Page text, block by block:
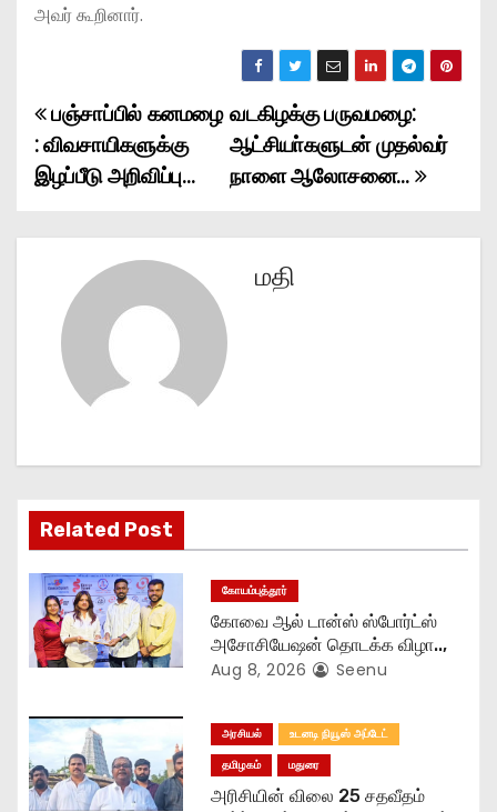
அவர் கூறினார்.
P
o
a
t
i
o
n
வடகிழக்கு பருவமழை:
ஆட்சியா்களுடன் முதல்வர்
நாளை ஆலோசனை…
பஞ்சாப்பில் கனமழை
: விவசாயிகளுக்கு
இழப்பீடு அறிவிப்பு…
மதி
Related Post
கோயம்புத்தூர்
கோவை ஆல் டான்ஸ் ஸ்போர்ட்ஸ்
அசோசியேஷன் தொடக்க விழா..,
Aug 8, 2026 Seenu
அரசியல்
உடனடி நியூஸ் அப்டேட்
தமிழகம்
மதுரை
அரிசியின் விலை 25 சதவீதம்